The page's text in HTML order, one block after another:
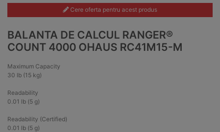
Cere oferta pentru acest produs
BALANTA DE CALCUL RANGER®
COUNT 4000 OHAUS RC41M15-M
Maximum Capacity
30 lb (15 kg)
Readability
0.01 lb (5 g)
Readability (Certified)
0.01 lb (5 g)